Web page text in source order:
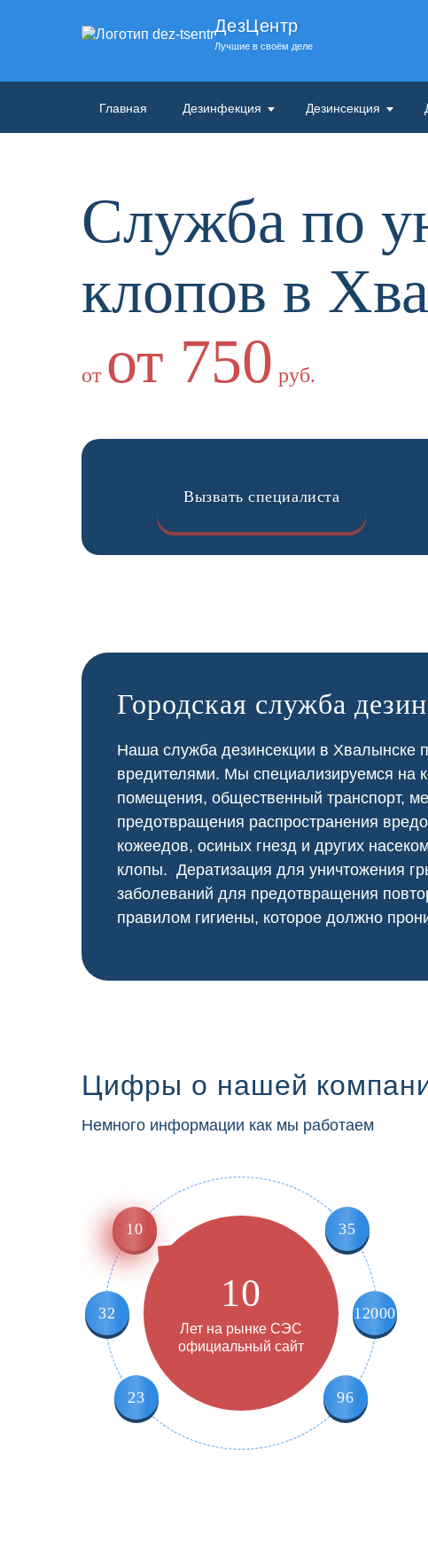
ДезЦентр
Лучшие в своём деле
Главная Дезинфекция Дезинсекция
Служба по
клопов в
от от 750 руб.
Вызвать специалиста
Городская служба
Наша служба дезинсекции в Хвалынске
вредителями. Мы специализируемся на
помещения, общественный транспорт,
предотвращения распространения
кожеедов, осиных гнезд и других
клопы. Дератизация для уничтожения
заболеваний для предотвращения
правилом гигиены, которое должно
Цифры о нашей
Немного информации как мы работаем
10 35
12000
96
23
32 10
Лет на рынке СЭС
официальный сайт